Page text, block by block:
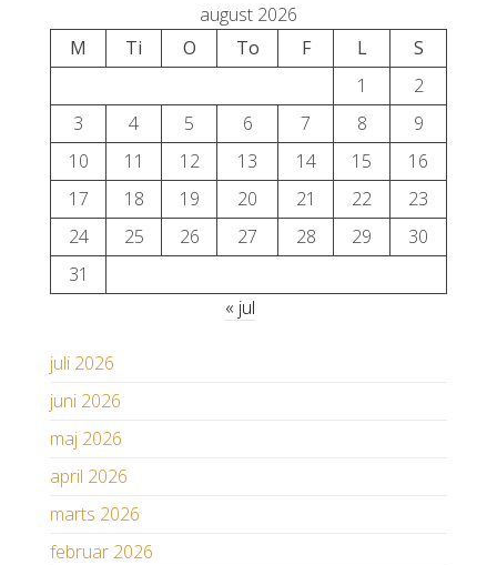
august 2026
M
Ti O To F L
S
1
2
3
4 5 6 7 8
9
10
11 12 13 14 15
16
17
18 19 20 21 22
23
24
25 26 27 28 29
30
31
« jul
juli 2026
juni 2026
maj 2026
april 2026
marts 2026
februar 2026